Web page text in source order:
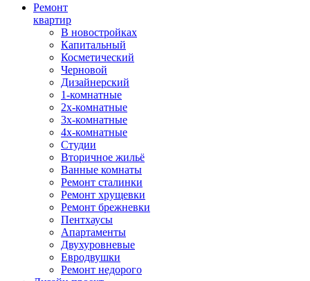
Ремонт
квартир
В новостройках
Капитальный
Косметический
Черновой
Дизайнерский
1-комнатные
2х-комнатные
3х-комнатные
4х-комнатные
Студии
Вторичное жильё
Ванные комнаты
Ремонт сталинки
Ремонт хрущевки
Ремонт брежневки
Пентхаусы
Апартаменты
Двухуровневые
Евродвушки
Ремонт недорого